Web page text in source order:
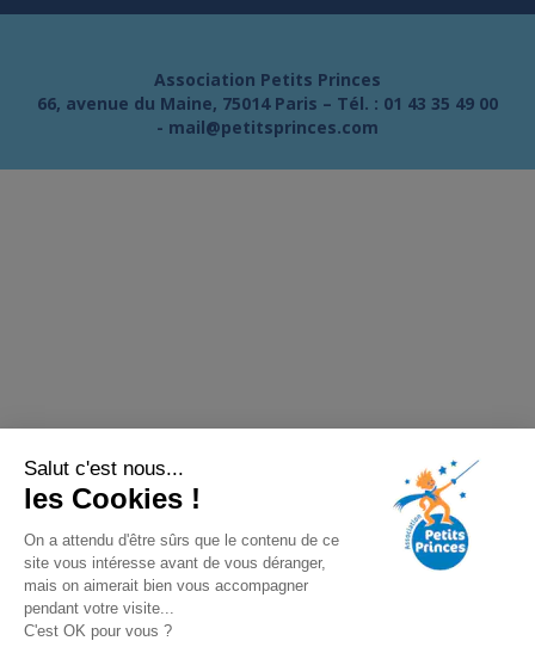
Salut c'est nous...
les Cookies !
On a attendu d'être sûrs que le contenu de ce
site vous intéresse avant de vous déranger,
mais on aimerait bien vous accompagner
pendant votre visite...
C'est OK pour vous ?
Association Petits Princes
66, avenue du Maine, 75014 Paris – Tél. : 01 43 35 49 00
- mail@petitsprinces.com